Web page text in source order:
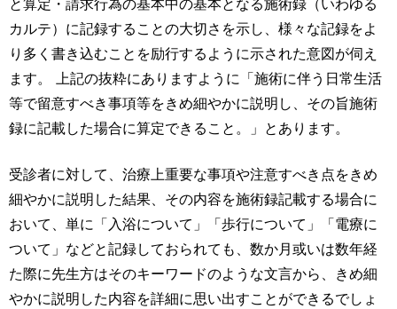
カルテ）に記録することの大切さを示し、様々な記録をよ
り多く書き込むことを励行するように示された意図が伺え
ます。 上記の抜粋にありますように「施術に伴う日常生活
等で留意すべき事項等をきめ細やかに説明し、その旨施術
録に記載した場合に算定できること。」とあります。
受診者に対して、治療上重要な事項や注意すべき点をきめ
細やかに説明した結果、その内容を施術録記載する場合に
おいて、単に「入浴について」「歩行について」「電療に
ついて」などと記録しておられても、数か月或いは数年経
た際に先生方はそのキーワードのような文言から、きめ細
やかに説明した内容を詳細に思い出すことができるでしょ